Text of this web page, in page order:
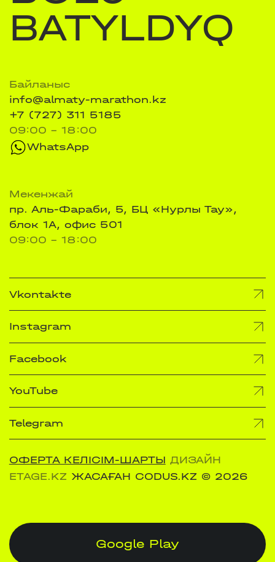
BATYLDYQ
Байланыс
info@almaty-marathon.kz
+7 (727) 311 5185
09:00 - 18:00
WhatsApp
Мекенжай
пр. Аль-Фараби, 5, БЦ «Нурлы Тау»,
блок 1А, офис 501
09:00 - 18:00
Vkontakte
Instagram
Facebook
YouTube
Telegram
ОФЕРТА КЕЛІСІМ-ШАРТЫ ДИЗАЙН
ETAGE.KZ ЖАСАҒАН CODUS.KZ © 2026
Google Play